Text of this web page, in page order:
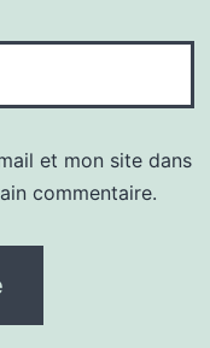
et mon site dans
commentaire.